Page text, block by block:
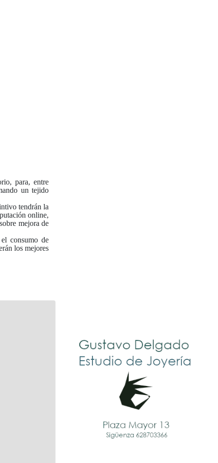
para, entre
un tejido
tendrán la
online,
mejora de
consumo de
los mejores